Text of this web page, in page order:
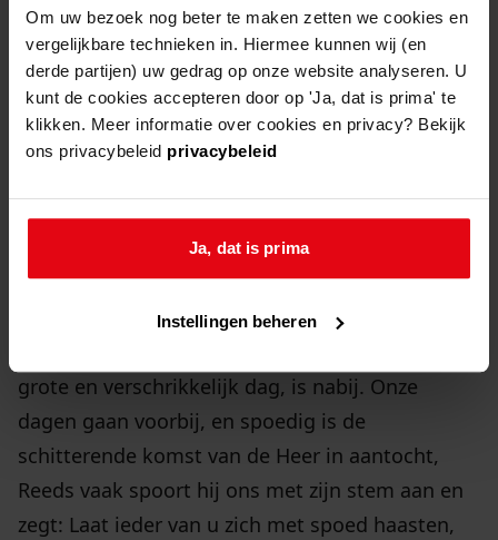
Om uw bezoek nog beter te maken zetten we cookies en
vergelijkbare technieken in. Hiermee kunnen wij (en
derde partijen) uw gedrag op onze website analyseren. U
kunt de cookies accepteren door op 'Ja, dat is prima' te
klikken. Meer informatie over cookies en privacy? Bekijk
ons privacybeleid privacybeleid
Ja, dat is prima
Instellingen beheren
nos hortatur, et dicit: Priusquam ostium Paradisi
claudatur, unusquisque vestrum cito properet,
ut videatis Immortalum Sponsum et possideatis
regnum caelorum. V. Ecce mater nostra
Jerusalem com magno affectu clamat ad nos, et
Ut videatis.”
De Nederlandse vertaling is:
grote en verschrikkelijk dag, is nabij. Onze
dagen gaan voorbij, en spoedig is de
schitterende komst van de Heer in aantocht,
Reeds vaak spoort hij ons met zijn stem aan en
zegt: Laat ieder van u zich met spoed haasten,